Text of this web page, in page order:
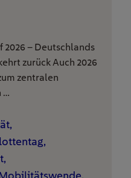
– Deutschlands
zurück Auch 2026
zentralen
…